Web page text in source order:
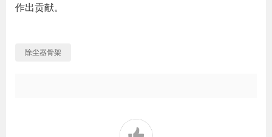
作出贡献。
除尘器骨架